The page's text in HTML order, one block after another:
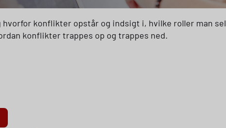
hvorfor konflikter opstår og indsigt i, hvilke roller man
konflikter trappes op og trappes ned.